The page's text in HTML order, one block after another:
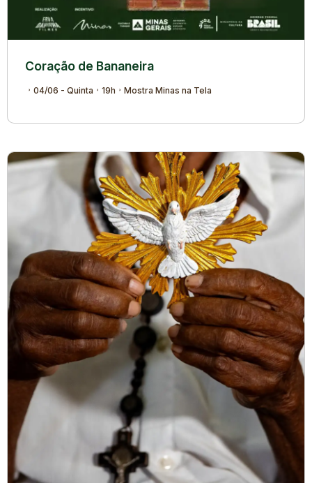
Coração de Bananeira
04/06 - Quinta 19h Mostra Minas na Tela